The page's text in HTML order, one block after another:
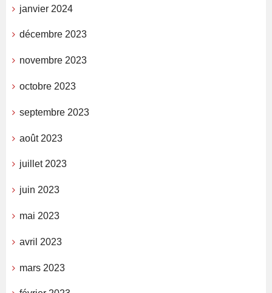
janvier 2024
décembre 2023
novembre 2023
octobre 2023
septembre 2023
août 2023
juillet 2023
juin 2023
mai 2023
avril 2023
mars 2023